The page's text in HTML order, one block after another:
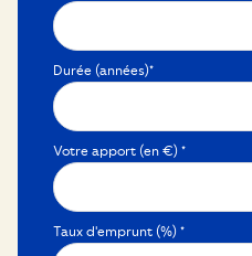
Durée (années)*
Votre apport (en €) *
Taux d'emprunt (%) *